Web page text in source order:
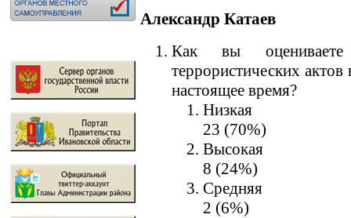
Александр Катаев
Как вы оцениваете
террористических
настоящее время?
Низкая
23 (70%)
Высокая
8 (24%)
Средняя
2 (6%)